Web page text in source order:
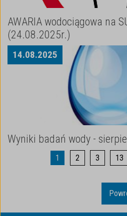
AWARIA wodociągowa na
(24.08.2025r.)
14.08.2025
Wyniki badań
1 2 3 13